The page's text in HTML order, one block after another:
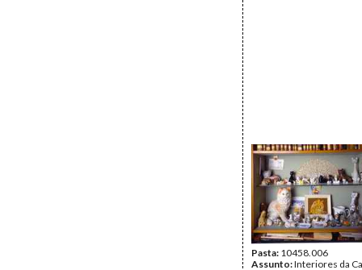
Pasta: 10458.006
Assunto:Interiores da